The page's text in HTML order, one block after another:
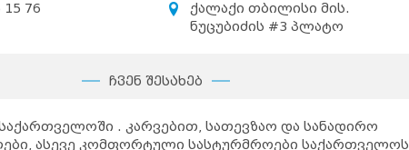
15 76
ქალაქი თბილისი მის.
ნუცუბიძის #3 პლატო
ჩვენ შესახებ
. კარვებით, სათევზაო და სანადირო
ასევე კომფორტული სასტურმროები საქართველოს